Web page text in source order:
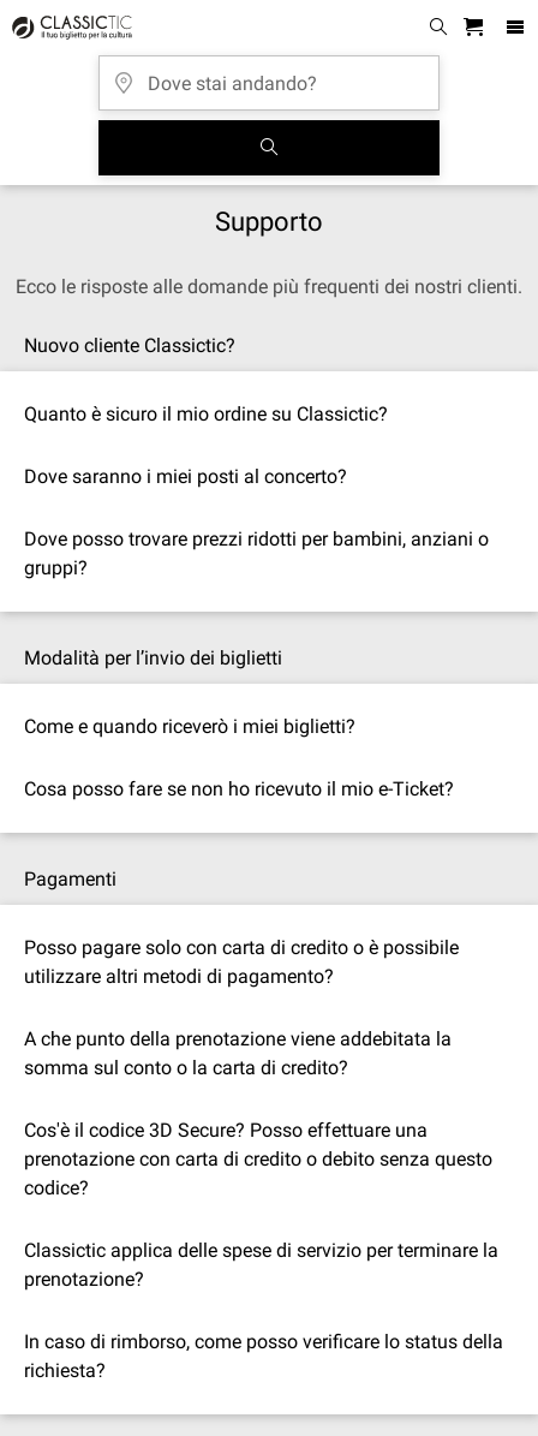
Supporto
Ecco le risposte alle domande più frequenti dei nostri clienti.
Nuovo cliente Classictic?
Quanto è sicuro il mio ordine su Classictic?
Dove saranno i miei posti al concerto?
Dove posso trovare prezzi ridotti per bambini, anziani o
gruppi?
Modalità per l’invio dei biglietti
Come e quando riceverò i miei biglietti?
Cosa posso fare se non ho ricevuto il mio e-Ticket?
Pagamenti
Posso pagare solo con carta di credito o è possibile
utilizzare altri metodi di pagamento?
A che punto della prenotazione viene addebitata la
somma sul conto o la carta di credito?
Cos'è il codice 3D Secure? Posso effettuare una
prenotazione con carta di credito o debito senza questo
codice?
Classictic applica delle spese di servizio per terminare la
prenotazione?
In caso di rimborso, come posso verificare lo status della
richiesta?